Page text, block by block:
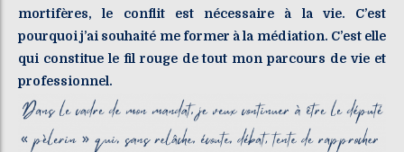
mortifères, le conflit est nécessaire à la vie. C’est
pourquoi j’ai souhaité me former à la médiation. C’est elle
qui constitue le fil rouge de tout mon parcours de vie et
professionnel.